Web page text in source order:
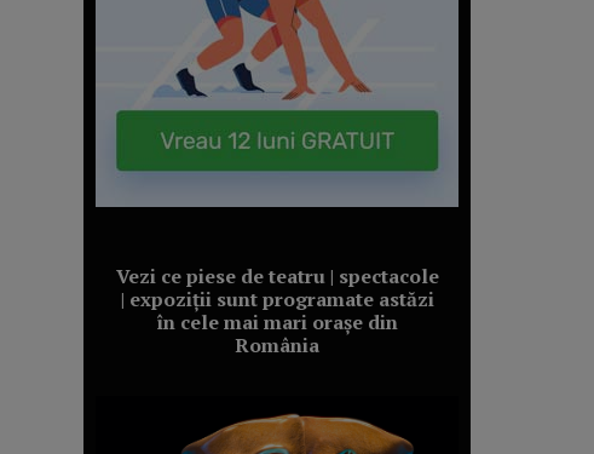
Vezi ce piese de teatru | spectacole
| expoziții sunt programate astăzi
în cele mai mari orașe din
România